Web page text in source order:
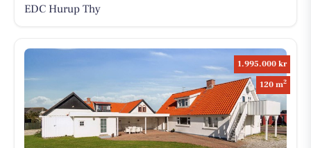
EDC Hurup Thy
1.995.000 kr
120 m2